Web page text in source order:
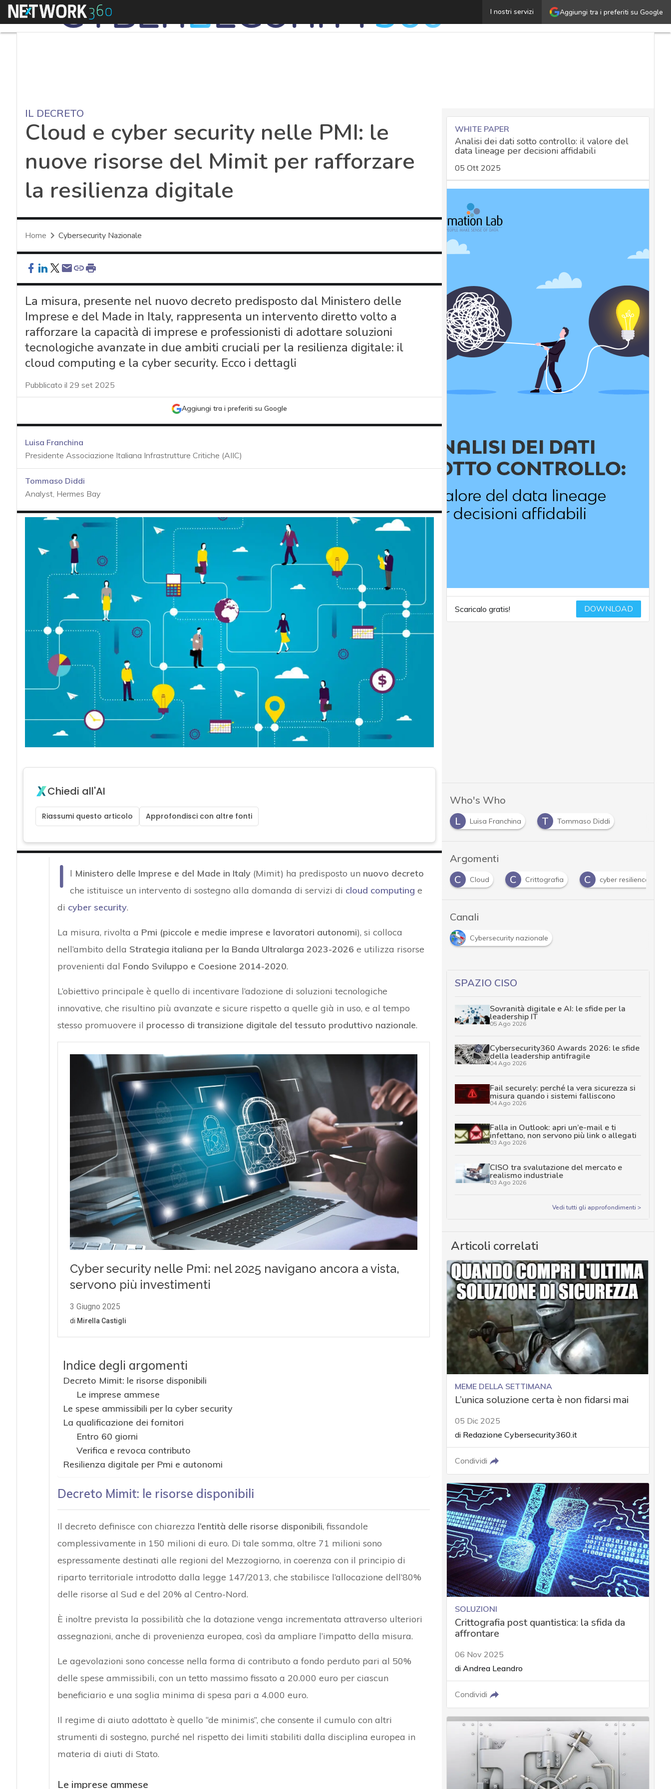
Aggiungi tra i preferiti su Google
I nostri servizi
Menu Cloud e cyber security nelle PMI: le nuove risorse del
IL DECRETO
Cloud e cyber security nelle PMI: le
nuove risorse del Mimit per rafforzare
la resilienza digitale
Home Cybersecurity Nazionale
La misura, presente nel nuovo decreto predisposto dal Ministero delle
Imprese e del Made in Italy, rappresenta un intervento diretto volto a
rafforzare la capacità di imprese e professionisti di adottare soluzioni
tecnologiche avanzate in due ambiti cruciali per la resilienza digitale: il
cloud computing e la cyber security. Ecco i dettagli
Pubblicato il 29 set 2025
Aggiungi tra i preferiti su Google
Luisa Franchina
Presidente Associazione Italiana Infrastrutture Critiche (AIIC)
Tommaso Diddi
Analyst, Hermes Bay
Chiedi all'AI
Riassumi questo articolo Approfondisci con altre fonti
I l Ministero delle Imprese e del Made in Italy(Mimit) ha predisposto un nuovo decreto
che istituisce un intervento di sostegno alla domanda di servizi di cloud computing e
di cyber security.
La misura, rivolta a Pmi (piccole e medie imprese e lavoratori autonomi), si colloca
nell’ambito della Strategia italiana per la Banda Ultralarga 2023-2026 e utilizza risorse
provenienti dal Fondo Sviluppo e Coesione 2014-2020.
L’obiettivo principale è quello di incentivare l’adozione di soluzioni tecnologiche
innovative, che risultino più avanzate e sicure rispetto a quelle già in uso, e al tempo
stesso promuovere il processo di transizione digitale del tessuto produttivo nazionale.
Indice degli argomenti
Decreto Mimit: le risorse disponibili
Le imprese ammese
Le spese ammissibili per la cyber security
La qualificazione dei fornitori
Entro 60 giorni
Verifica e revoca contributo
Resilienza digitale per Pmi e autonomi
Decreto Mimit: le risorse disponibili
Il decreto definisce con chiarezza l’entità delle risorse disponibili, fissandole
complessivamente in 150 milioni di euro. Di tale somma, oltre 71 milioni sono
espressamente destinati alle regioni del Mezzogiorno, in coerenza con il principio di
riparto territoriale introdotto dalla legge 147/2013, che stabilisce l’allocazione dell’80%
delle risorse al Sud e del 20% al Centro-Nord.
È inoltre prevista la possibilità che la dotazione venga incrementata attraverso ulteriori
assegnazioni, anche di provenienza europea, così da ampliare l’impatto della misura.
Le agevolazioni sono concesse nella forma di contributo a fondo perduto pari al 50%
delle spese ammissibili, con un tetto massimo fissato a 20.000 euro per ciascun
beneficiario e una soglia minima di spesa pari a 4.000 euro.
Il regime di aiuto adottato è quello “de minimis”, che consente il cumulo con altri
strumenti di sostegno, purché nel rispetto dei limiti stabiliti dalla disciplina europea in
materia di aiuti di Stato.
Le imprese ammese
WHITE PAPER
Analisi dei dati sotto controllo: il valore del
data lineage per decisioni affidabili
05 Ott 2025
Scaricalo gratis! DOWNLOAD
Who's Who
L
Luisa Franchina T Tommaso Diddi
Argomenti
B
Backup C Cloud C Crittografia C cyber resilience
Canali
Cybersecurity nazionale
SPAZIO CISO
Sovranità digitale e AI: le sfide per la
leadership IT
05 Ago 2026
Cybersecurity360 Awards 2026: le sfide
della leadership antifragile
04 Ago 2026
Fail securely: perché la vera sicurezza si
misura quando i sistemi falliscono
04 Ago 2026
Falla in Outlook: apri un’e-mail e ti
infettano, non servono più link o allegati
03 Ago 2026
CISO tra svalutazione del mercato e
realismo industriale
03 Ago 2026
Vedi tutti gli approfondimenti >
Articoli correlati
MEME DELLA SETTIMANA
L’unica soluzione certa è non fidarsi mai
05 Dic 2025
di Redazione Cybersecurity360.it
Condividi
SOLUZIONI
Crittografia post quantistica: la sfida da
affrontare
06 Nov 2025
di Andrea Leandro
Condividi